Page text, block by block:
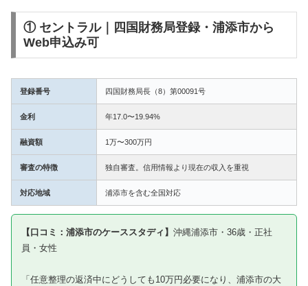
① セントラル｜四国財務局登録・浦添市から
Web申込み可
登録番号 四国財務局長（8）第00091号
金利 年17.0〜19.94%
融資額 1万〜300万円
審査の特徴 独自審査。信用情報より現在の収入を重視
対応地域 浦添市を含む全国対応
【口コミ：浦添市のケーススタディ】 沖縄浦添市・36歳・正社
員・女性
「任意整理の返済中にどうしても10万円必要になり、浦添市の大